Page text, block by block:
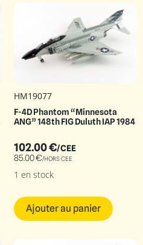
HM19077
F-4D Phantom “Minnesota
ANG” 148th FIG Duluth IAP 1984
102.00€/CEE
85.00€/HORS CEE
1 en stock
Ajouter au panier